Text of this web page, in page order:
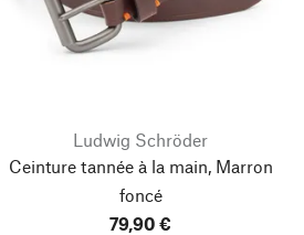
Ludwig Schröder
Ceinture tannée à la main, Marron
foncé
79,90 €